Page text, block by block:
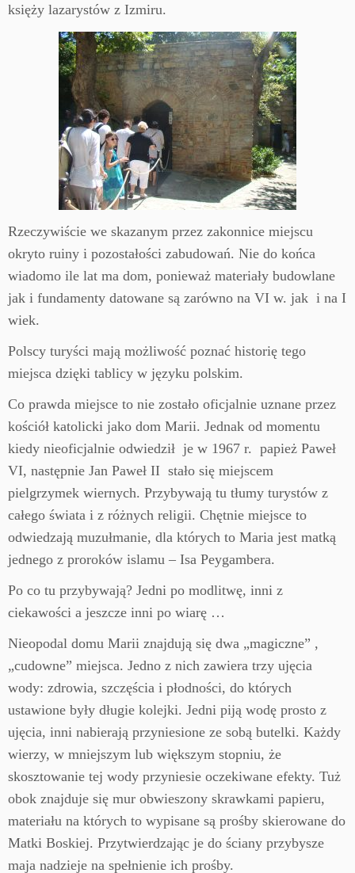
księży lazarystów z Izmiru.
Rzeczywiście we skazanym przez zakonnice miejscu
okryto ruiny i pozostałości zabudowań. Nie do końca
wiadomo ile lat ma dom, ponieważ materiały budowlane
jak i fundamenty datowane są zarówno na VI w. jak i na I
wiek.
Polscy turyści mają możliwość poznać historię tego
miejsca dzięki tablicy w języku polskim.
Co prawda miejsce to nie zostało oficjalnie uznane przez
kościół katolicki jako dom Marii. Jednak od momentu
kiedy nieoficjalnie odwiedził je w 1967 r. papież Paweł
VI, następnie Jan Paweł II stało się miejscem
pielgrzymek wiernych. Przybywają tu tłumy turystów z
całego świata i z różnych religii. Chętnie miejsce to
odwiedzają muzułmanie, dla których to Maria jest matką
jednego z proroków islamu – Isa Peygambera.
Po co tu przybywają? Jedni po modlitwę, inni z
ciekawości a jeszcze inni po wiarę …
Nieopodal domu Marii znajdują się dwa „magiczne” ,
„cudowne” miejsca. Jedno z nich zawiera trzy ujęcia
wody: zdrowia, szczęścia i płodności, do których
ustawione były długie kolejki. Jedni piją wodę prosto z
ujęcia, inni nabierają przyniesione ze sobą butelki. Każdy
wierzy, w mniejszym lub większym stopniu, że
skosztowanie tej wody przyniesie oczekiwane efekty. Tuż
obok znajduje się mur obwieszony skrawkami papieru,
materiału na których to wypisane są prośby skierowane do
Matki Boskiej. Przytwierdzając je do ściany przybysze
maja nadzieje na spełnienie ich prośby.